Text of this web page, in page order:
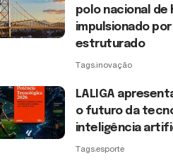
polo nacional
impulsionado
estruturado
Tags:inovação
LALIGA
o futuro da
inteligência
Tags:esporte